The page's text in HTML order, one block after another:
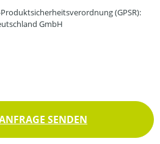
(GPSR):
GmbH
SENDEN